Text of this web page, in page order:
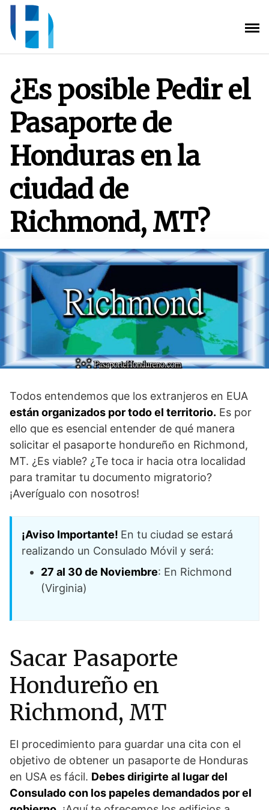
Saltar
contenido
¿Es posible Pedir el
Pasaporte de
Honduras en la
ciudad de
Richmond, MT?
Todos entendemos que los extranjeros en EUA
están organizados por todo el territorio. Es por
ello que es esencial entender de qué manera
solicitar el pasaporte hondureño en Richmond,
MT. ¿Es viable? ¿Te toca ir hacia otra localidad
para tramitar tu documento migratorio?
¡Averígualo con nosotros!
¡Aviso Importante! En tu ciudad se estará
realizando un Consulado Móvil y será:
27 al 30 de Noviembre: En Richmond
(Virginia)
Sacar Pasaporte
Hondureño en
Richmond, MT
El procedimiento para guardar una cita con el
objetivo de obtener un pasaporte de Honduras
en USA es fácil. Debes dirigirte al lugar del
Consulado con los papeles demandados por el